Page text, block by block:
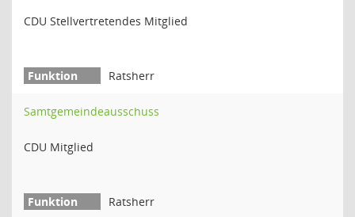
CDU Stellvertretendes Mitglied
Ratsherr
Samtgemeindeausschuss
CDU Mitglied
Ratsherr